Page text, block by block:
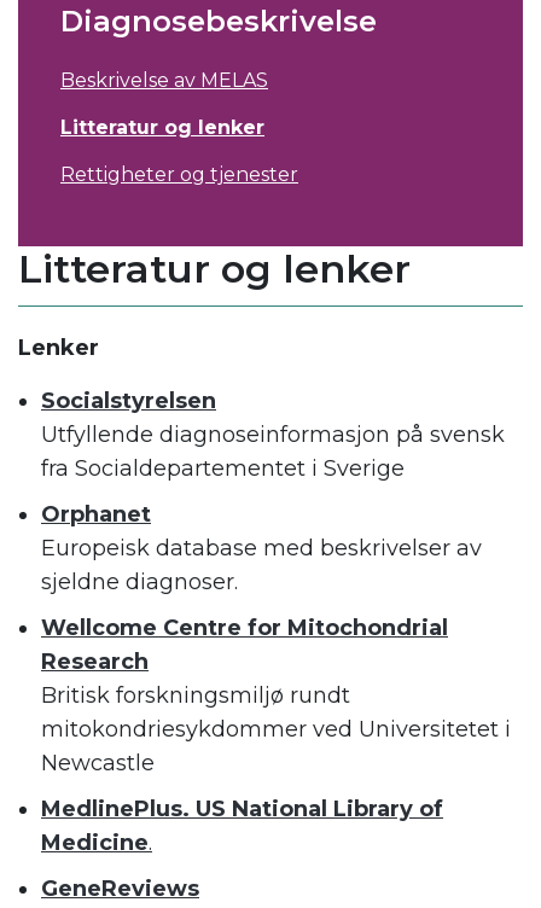
Diagnosebeskrivelse
Beskrivelse av MELAS
Litteratur og lenker
Rettigheter og tjenester
Litteratur og lenker
Lenker
Socialstyrelsen
Utfyllende diagnoseinformasjon på svensk
fra Socialdepartementet i Sverige
Orphanet
Europeisk database med beskrivelser av
sjeldne diagnoser.
Wellcome Centre for Mitochondrial
Research
Britisk forskningsmiljø rundt
mitokondriesykdommer ved Universitetet i
Newcastle
MedlinePlus. US National Library of
Medicine.
GeneReviews